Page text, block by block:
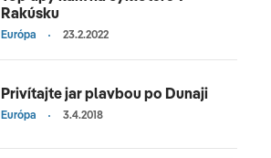
Rakúsku
Európa 23.2.2022
Privítajte jar plavbou po Dunaji
Európa 3.4.2018